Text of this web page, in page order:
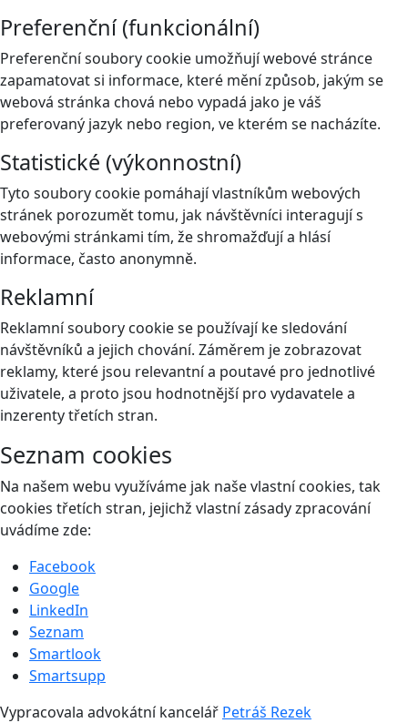
Preferenční (funkcionální)
Preferenční soubory cookie umožňují webové stránce
zapamatovat si informace, které mění způsob, jakým se
webová stránka chová nebo vypadá jako je váš
preferovaný jazyk nebo region, ve kterém se nacházíte.
Statistické (výkonnostní)
Tyto soubory cookie pomáhají vlastníkům webových
stránek porozumět tomu, jak návštěvníci interagují s
webovými stránkami tím, že shromažďují a hlásí
informace, často anonymně.
Reklamní
Reklamní soubory cookie se používají ke sledování
návštěvníků a jejich chování. Záměrem je zobrazovat
reklamy, které jsou relevantní a poutavé pro jednotlivé
uživatele, a proto jsou hodnotnější pro vydavatele a
inzerenty třetích stran.
Seznam cookies
Na našem webu využíváme jak naše vlastní cookies, tak
cookies třetích stran, jejichž vlastní zásady zpracování
uvádíme zde:
Facebook
Google
LinkedIn
Seznam
Smartlook
Smartsupp
Vypracovala advokátní kancelář Petráš Rezek